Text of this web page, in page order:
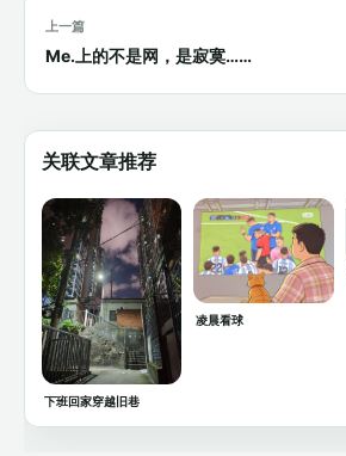
上一篇
Me.上的不是网，是寂寞……
关联文章推荐
下班回家穿越旧巷
凌晨看球